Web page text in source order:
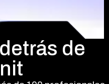
detrás de